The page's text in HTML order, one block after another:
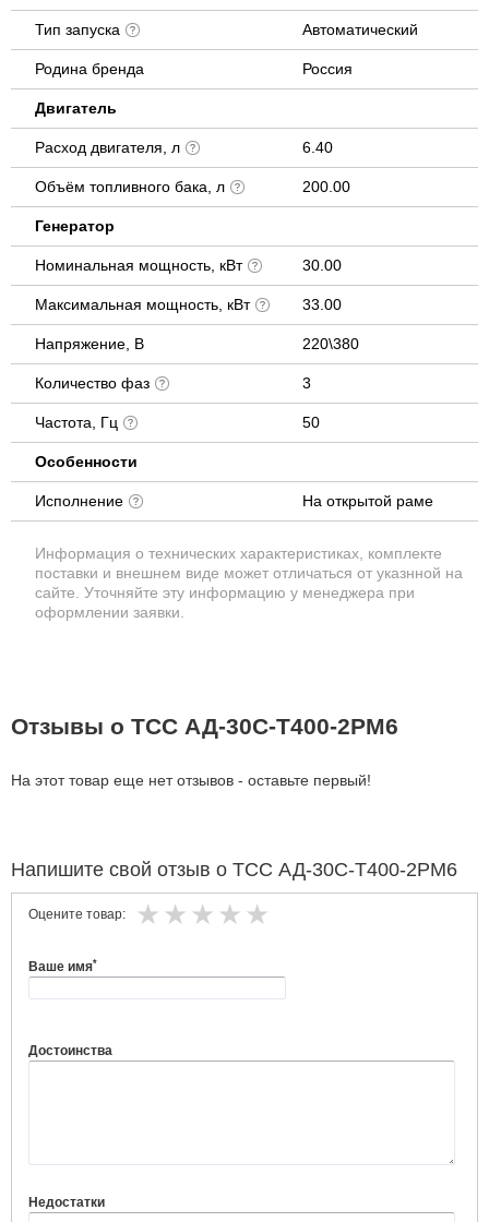
Тип запуска Автоматический
Родина бренда Россия
Двигатель
Расход двигателя, л 6.40
Объём топливного бака, л 200.00
Генератор
Номинальная мощность, кВт 30.00
Максимальная мощность, кВт 33.00
Напряжение, В 220\380
Количество фаз 3
Частота, Гц 50
Особенности
Исполнение На открытой раме
Информация о технических характеристиках, комплекте
поставки и внешнем виде может отличаться от указнной на
сайте. Уточняйте эту информацию у менеджера при
оформлении заявки.
Отзывы о ТСС АД-30С-Т400-2РМ6
На этот товар еще нет отзывов - оставьте первый!
Напишите свой отзыв о ТСС АД-30С-Т400-2РМ6
Оцените товар:
Ваше имя*
Достоинства
Недостатки